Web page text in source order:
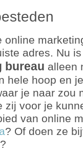
online
adres. Nu
bureau alleen
hele hoop en
je naar zou
zij voor je
van online
? Of doen ze